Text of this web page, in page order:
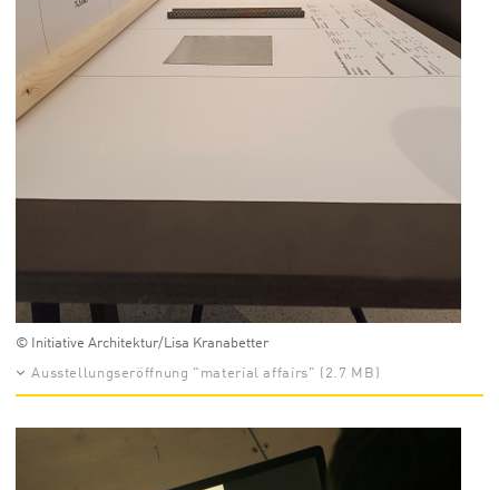
© Initiative Architektur/Lisa Kranabetter
Ausstellungseröffnung "material affairs" (2.7 MB)